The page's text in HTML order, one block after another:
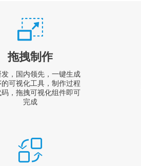
拖拽制作
发，国内领先，一键生成
可视化工具，制作过程
，拖拽可视化组件即可
完成